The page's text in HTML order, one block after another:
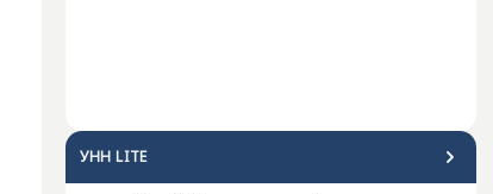
УНН LITE